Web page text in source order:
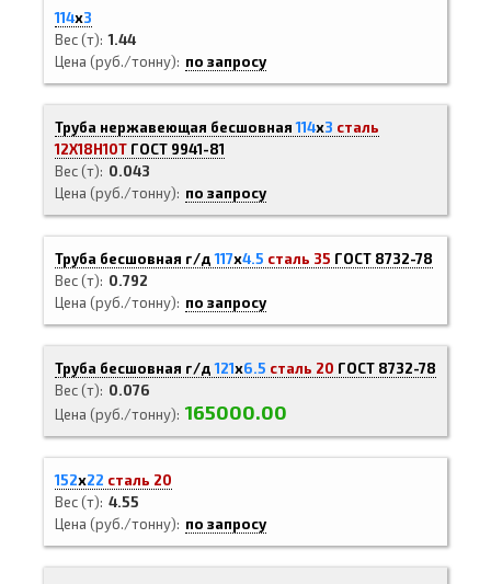
114х3
Вес (т) 1.44
Цена (руб./тонну)
по запросу
Труба нержавеющая бесшовная114х3 сталь
12Х18Н10Т ГОСТ 9941-81
Вес (т)
0.043
Цена (руб./тонну)
по запросу
Труба бесшовная г/д117х4.5 сталь 35 ГОСТ 8732-78
Вес (т)
0.792
Цена (руб./тонну)
по запросу
Труба бесшовная г/д121х6.5 сталь 20 ГОСТ 8732-78
Вес (т)
0.076
Цена (руб./тонну) 165000.00
152х22 сталь 20
Вес (т) 4.55
Цена (руб./тонну)
по запросу